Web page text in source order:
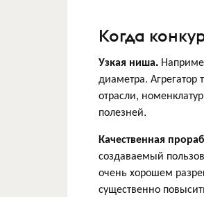
Когда
Узкая ниша.
диаметра.
отрасли,
полезней.
Качественная
создаваемый
очень хорошем
существенно